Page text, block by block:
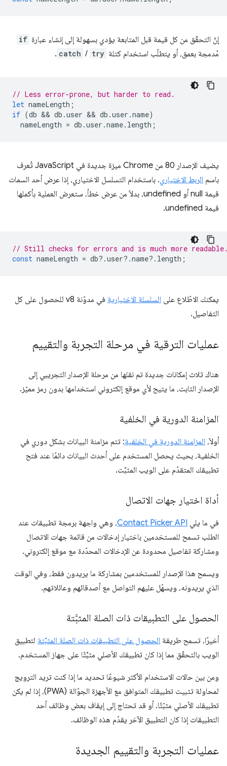
إنّ التحقّق من كل قيمة قبل المتابعة يؤدي بسهولة إلى إنشاء عبارة if
مُدمجة بعمق، أو يتطلّب استخدام كتلة try
/
catch
.
// Less error-prone, but harder to read.
let nameLength ;
if (db && db .user && db .user .name)
nameLength = db .user .name. length ;
يضيف الإصدار 80 من Chrome ميزة جديدة في JavaScript تُعرف
باسم الربط الاختياري. باستخدام التسلسل الاختياري، إذا عرض أحد السمات
قيمة null أو undefined، بدلاً من عرض خطأ، ستعرض العملية بأكملها
قيمة undefined.
// Still checks for errors and is much more
const nameLength = db? .user? .name? . length ;
يمكنك الاطّلاع على السلسلة الاختيارية
في مدوّنة v8 للحصول على كل
التفاصيل.
عمليات الترقية في مرحلة التجربة والتقييم
هناك ثلاث إمكانات جديدة تم نقلها من مرحلة الإصدار التجريبي إلى
الإصدار الثابت، ما يتيح لأي موقع إلكتروني استخدامها بدون رمز مميّز.
المزامنة الدورية في الخلفية
أولاً، المزامنة الدورية في الخلفية: تتم مزامنة البيانات بشكل دوري في
الخلفية، بحيث يحصل المستخدم على أحدث البيانات دائمًا عند فتح
تطبيقك المتقدّم على الويب المثبَّت.
أداة اختيار جهات الاتصال
في ما يلي Contact Picker API، وهي واجهة برمجة تطبيقات عند
الطلب تسمح للمستخدمين باختيار إدخالات من قائمة جهات الاتصال
ومشاركة تفاصيل محدودة عن الإدخالات المحدّدة مع موقع إلكتروني.
ويسمح هذا الإصدار للمستخدمين بمشاركة ما يريدون فقط، وفي الوقت
الذي يريدونه، ويسهّل عليهم التواصل مع أصدقائهم وعائلاتهم.
الحصول على التطبيقات ذات الصلة المثبَّتة
أخيرًا، تسمح طريقة الحصول على التطبيقات ذات الصلة المثبَّتة لتطبيق
الويب بالتحقّق مما إذا كان تطبيقك الأصلي مثبَّتًا على جهاز المستخدم.
ومن بين حالات الاستخدام الأكثر شيوعًا تحديد ما إذا كنت تريد الترويج
لمحاولة تثبيت تطبيقك المتوافق مع الأجهزة الجوّالة (PWA)، إذا لم يكن
تطبيقك الأصلي مثبّتًا. أو قد تحتاج إلى إيقاف بعض وظائف أحد
التطبيقات إذا كان التطبيق الآخر يقدّم هذه الوظائف.
عمليات التجربة والتقييم الجديدة